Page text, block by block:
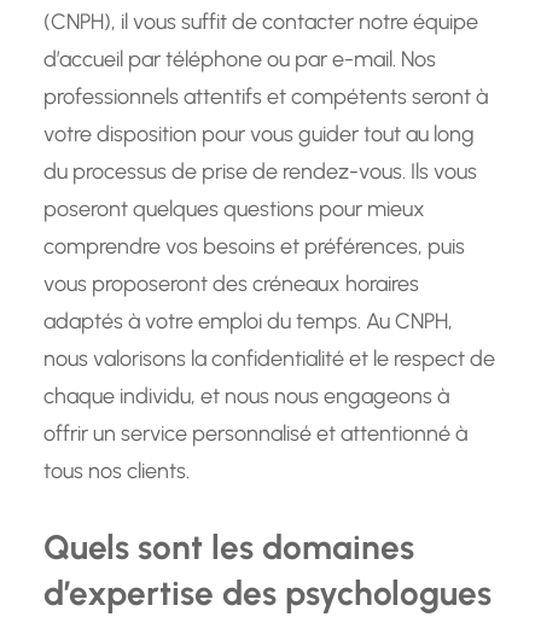
(CNPH), il vous suffit de contacter notre équipe
d’accueil par téléphone ou par e-mail. Nos
professionnels attentifs et compétents seront à
votre disposition pour vous guider tout au long
du processus de prise de rendez-vous. Ils vous
poseront quelques questions pour mieux
comprendre vos besoins et préférences, puis
vous proposeront des créneaux horaires
adaptés à votre emploi du temps. Au CNPH,
nous valorisons la confidentialité et le respect de
chaque individu, et nous nous engageons à
offrir un service personnalisé et attentionné à
tous nos clients.
Quels sont les domaines
d’expertise des psychologues